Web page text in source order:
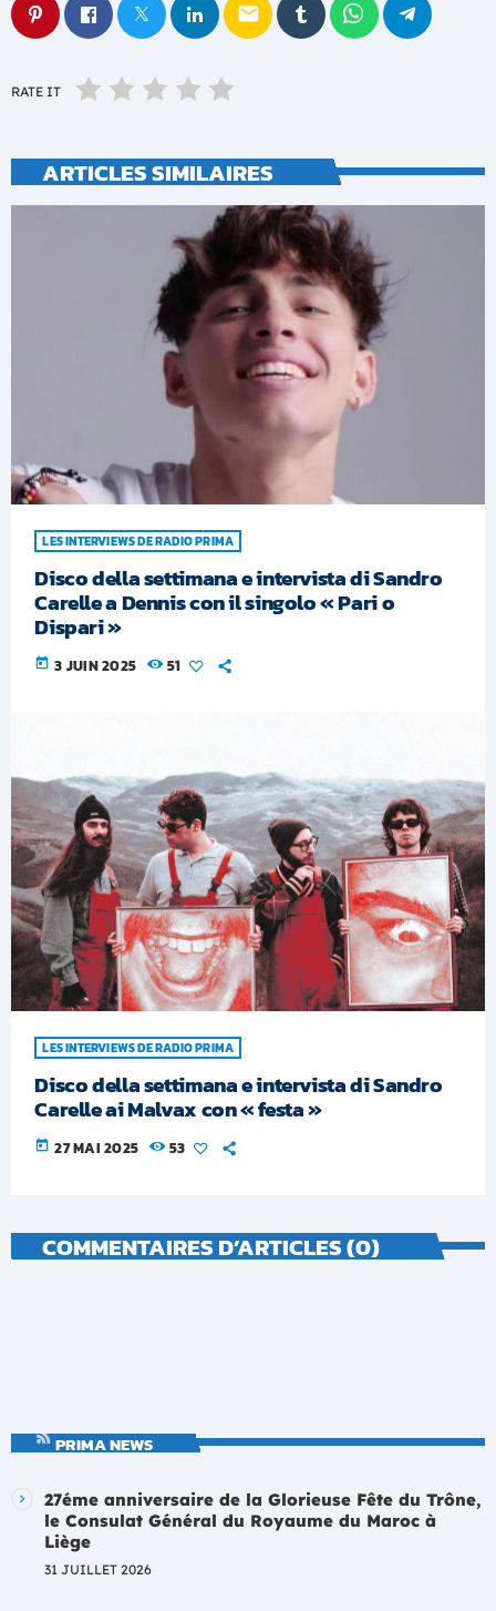
email
RATE IT
ARTICLES SIMILAIRES
LES INTERVIEWS DE RADIO PRIMA
Disco della settimana e intervista di Sandro
Carelle a Dennis con il singolo « Pari o
Dispari »
today 3 JUIN 2025 51
LES INTERVIEWS DE RADIO PRIMA
Disco della settimana e intervista di Sandro
Carelle ai Malvax con « festa »
today 27 MAI 2025 53
COMMENTAIRES D’ARTICLES (0)
PRIMA NEWS
27éme anniversaire de la Glorieuse Fête du Trône,
le Consulat Général du Royaume du Maroc à
Liège
31 JUILLET 2026